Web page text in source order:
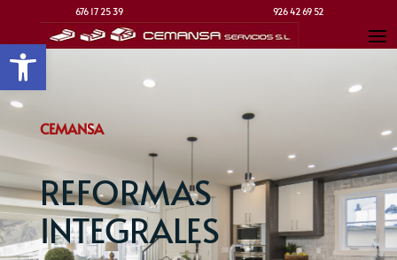
676 17 25 39 926 42 69 52
CEMANSA
REFORMAS
INTEGRALES
Abrir barra de herramientas